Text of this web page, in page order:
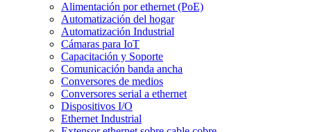
Alimentación por ethernet (PoE)
Automatización del hogar
Automatización Industrial
Cámaras para IoT
Capacitación y Soporte
Comunicación banda ancha
Conversores de medios
Conversores serial a ethernet
Dispositivos I/O
Ethernet Industrial